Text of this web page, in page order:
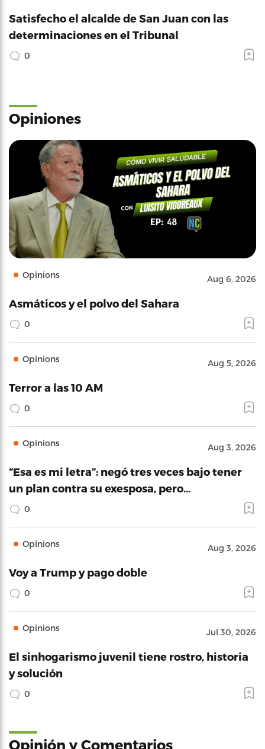
Satisfecho el alcalde de San Juan con las
determinaciones en el Tribunal
0
Opiniones
Opinions Aug 6, 2026
Asmáticos y el polvo del Sahara
0
Opinions Aug 5, 2026
Terror a las 10 AM
0
Opinions Aug 3, 2026
“Esa es mi letra”: negó tres veces bajo tener
un plan contra su exesposa, pero…
0
Opinions Aug 3, 2026
Voy a Trump y pago doble
0
Opinions Jul 30, 2026
El sinhogarismo juvenil tiene rostro, historia
y solución
0
Opinión y Comentarios